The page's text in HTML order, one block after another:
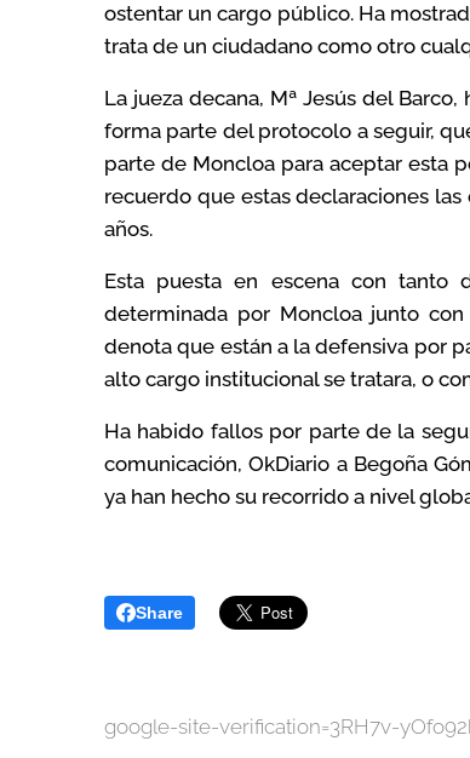
ostentar un cargo público. Ha
trata de un ciudadano como otro
La jueza decana, Mª Jesús del
forma parte del protocolo a seguir,
parte de Moncloa para aceptar esta
recuerdo que estas declaraciones
años.
Esta puesta en escena con tanto
determinada por Moncloa junto
denota que están a la defensiva por
alto cargo institucional se tratara, o
Ha habido fallos por parte de la
comunicación, OkDiario a Begoña
ya han hecho su recorrido a nivel
Share
google-site-verification=3RH7v-